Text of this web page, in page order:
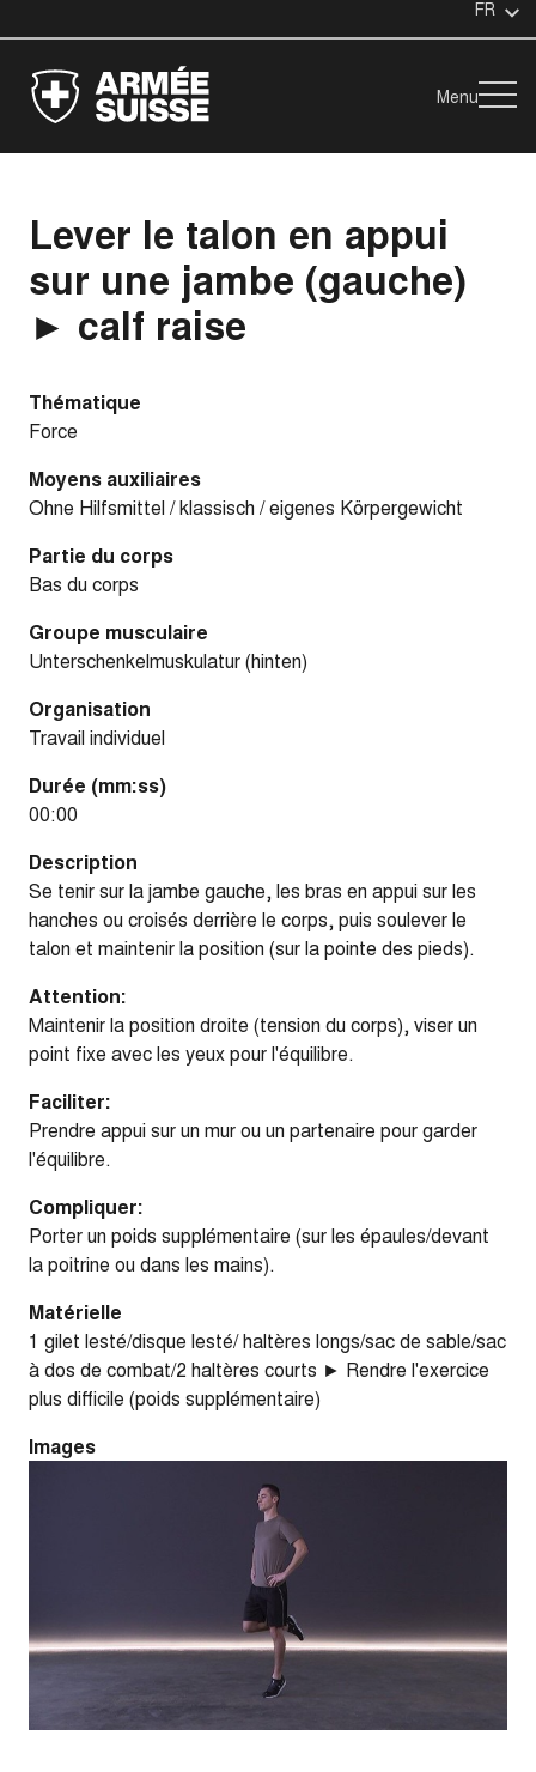
FR
Menu
Lever le talon en appui
sur une jambe (gauche)
► calf raise
Thématique
Force
Moyens auxiliaires
Ohne Hilfsmittel / klassisch / eigenes Körpergewicht
Partie du corps
Bas du corps
Groupe musculaire
Unterschenkelmuskulatur (hinten)
Organisation
Travail individuel
Durée (mm:ss)
00:00
Description
Se tenir sur la jambe gauche, les bras en appui sur les
hanches ou croisés derrière le corps, puis soulever le
talon et maintenir la position (sur la pointe des pieds).
Attention:
Maintenir la position droite (tension du corps), viser un
point fixe avec les yeux pour l'équilibre.
Faciliter:
Prendre appui sur un mur ou un partenaire pour garder
l'équilibre.
Compliquer:
Porter un poids supplémentaire (sur les épaules/devant
la poitrine ou dans les mains).
Matérielle
1 gilet lesté/disque lesté/ haltères longs/sac de sable/sac
à dos de combat/2 haltères courts ► Rendre l'exercice
plus difficile (poids supplémentaire)
Images